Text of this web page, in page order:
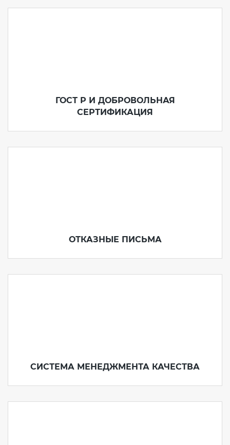
ГОСТ Р И ДОБРОВОЛЬНАЯ
СЕРТИФИКАЦИЯ
ОТКАЗНЫЕ ПИСЬМА
СИСТЕМА МЕНЕДЖМЕНТА КАЧЕСТВА
совместимости (ТР ТС 020)
оборудования (ТР ТС 010)